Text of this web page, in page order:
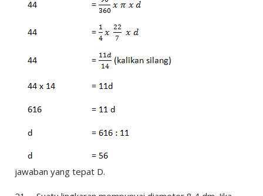
jawaban yang tepat D.